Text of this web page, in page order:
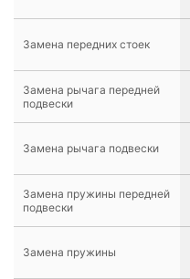
Замена передних стоек
Замена рычага передней
подвески
Замена рычага подвески
Замена пружины передней
подвески
Замена пружины